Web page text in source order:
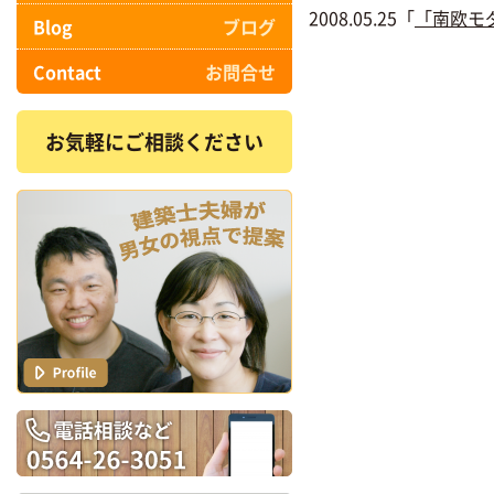
Blog
ブログ
Contact
お問合せ
2008.05.25「 「南欧モ
お気軽にご相談ください